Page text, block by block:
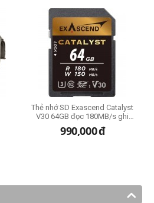
Thẻ nhớ SD Exascend Catalyst
V30 64GB đọc 180MB/s ghi
150MB/s
990,000đ